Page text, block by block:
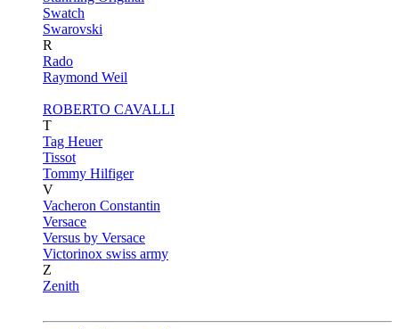
Swatch
Swarovski
R
Rado
Raymond Weil
ROBERTO CAVALLI
T
Tag Heuer
Tissot
Tommy Hilfiger
V
Vacheron Constantin
Versace
Versus by Versace
Victorinox swiss army
Z
Zenith